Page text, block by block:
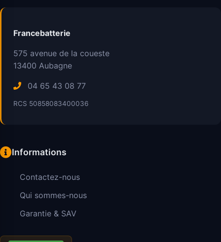
Francebatterie
575 avenue de la coueste
13400 Aubagne
04 65 43 08 77
RCS 50858083400036
Informations
Contactez-nous
Qui sommes-nous
Garantie & SAV